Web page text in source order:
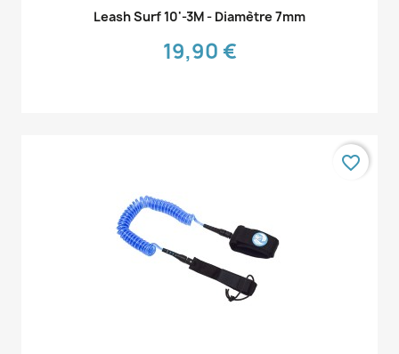
Aperçu rapide
Leash Surf 10'-3M - Diamètre 7mm
19,90 €
favorite_border